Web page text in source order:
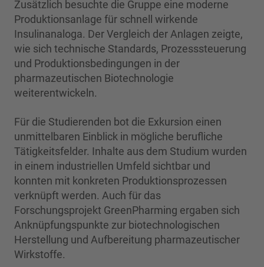
Zusätzlich besuchte die Gruppe eine moderne
Produktionsanlage für schnell wirkende
Insulinanaloga. Der Vergleich der Anlagen zeigte,
wie sich technische Standards, Prozesssteuerung
und Produktionsbedingungen in der
pharmazeutischen Biotechnologie
weiterentwickeln.
Für die Studierenden bot die Exkursion einen
unmittelbaren Einblick in mögliche berufliche
Tätigkeitsfelder. Inhalte aus dem Studium wurden
in einem industriellen Umfeld sichtbar und
konnten mit konkreten Produktionsprozessen
verknüpft werden. Auch für das
Forschungsprojekt GreenPharming ergaben sich
Anknüpfungspunkte zur biotechnologischen
Herstellung und Aufbereitung pharmazeutischer
Wirkstoffe.